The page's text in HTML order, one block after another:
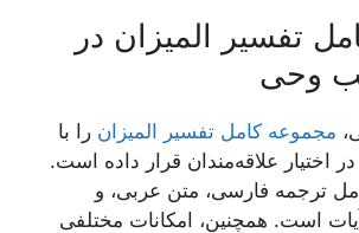
تفسیر المیزان در
وحی
مجموعه کامل تفسیر المیزان را با
اختیار علاقه‌مندان قرار داده است.
ترجمه فارسی، متن عربی، و
است. همچنین، امکانات مختلفی